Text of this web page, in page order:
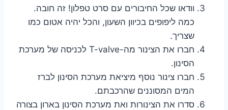
וודאו שכל החיבורים עם סרט טפלון! זה חובה.
כמה ליפופים בכיוון השעון, והכל יהיה אטום כמו
שצריך.
חברו את הצינור מה-T-valve לכניסה של מערכת
הסינון.
חברו צינור נוסף מיציאת מערכת הסינון לברז
המים המסוננים שהרכבתם.
סדרו את הצינורות ואת מערכת הסינון בארון בצורה